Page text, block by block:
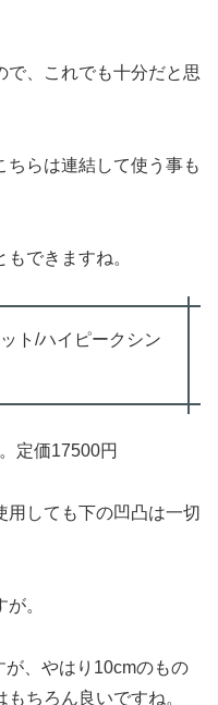
で、これでも十分だと思
ちらは連結して使う事も
できますね。
ト/ハイピークシン
定価17500円
用しても下の凹凸は一切
。
、やはり10cmのもの
ちろん良いですね。